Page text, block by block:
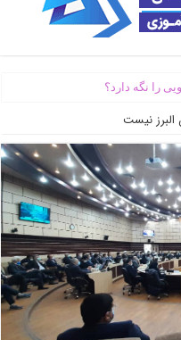
را نگه دارد؟
نیست